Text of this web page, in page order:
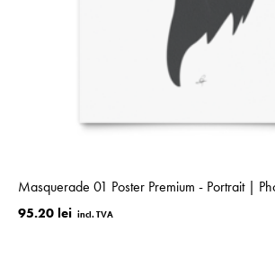
Masquerade 01 Poster Premium - Portrait |
95.20 lei